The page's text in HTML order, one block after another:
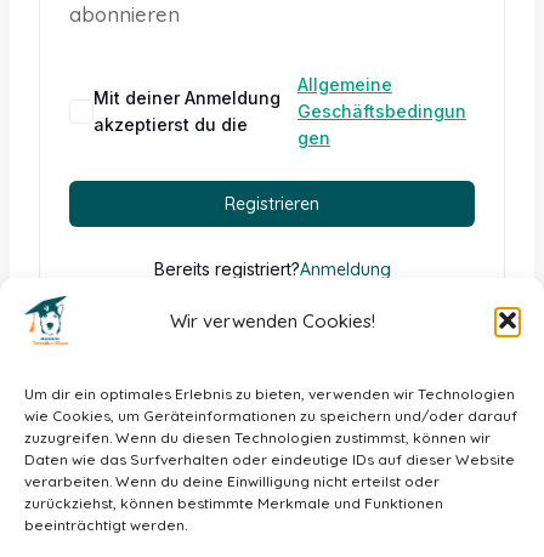
Wir verwenden Cookies!
Um dir ein optimales Erlebnis zu bieten, verwenden wir Technologien
wie Cookies, um Geräteinformationen zu speichern und/oder darauf
zuzugreifen. Wenn du diesen Technologien zustimmst, können wir
Daten wie das Surfverhalten oder eindeutige IDs auf dieser Website
verarbeiten. Wenn du deine Einwilligung nicht erteilst oder
zurückziehst, können bestimmte Merkmale und Funktionen
beeinträchtigt werden.
abonnieren
r
v
e
:
Mit deiner Anmeldung
akzeptierst du die
Allgemeine
Geschäftsbedingun
gen
Registrieren
Bereits registriert?Anmeldung